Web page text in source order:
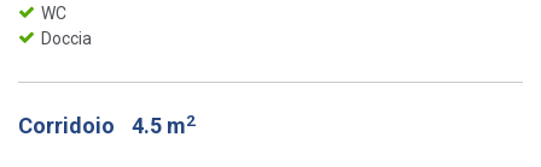
WC
Doccia
Corridoio 4.5 m2